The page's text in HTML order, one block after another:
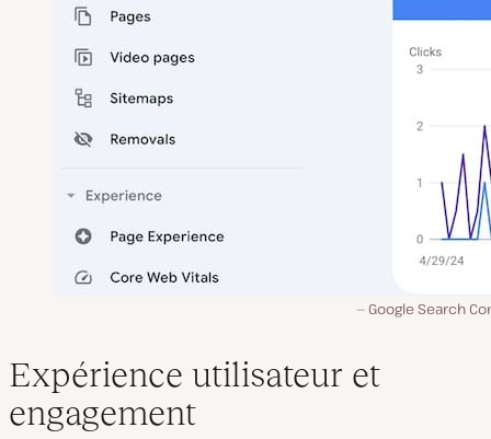
Google Search
Expérience utilisateur et
engagement